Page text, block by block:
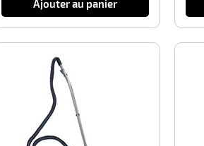
Ajouter au panier